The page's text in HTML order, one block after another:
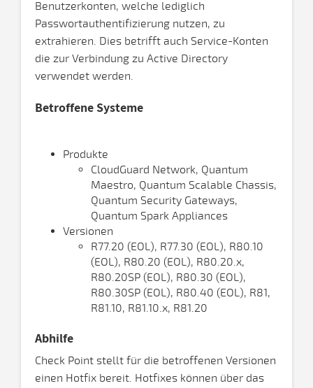
Benutzerkonten, welche lediglich
Passwortauthentifizierung nutzen, zu
extrahieren. Dies betrifft auch Service-Konten
die zur Verbindung zu Active Directory
verwendet werden.
Betroffene Systeme
Produkte
CloudGuard Network, Quantum
Maestro, Quantum Scalable Chassis,
Quantum Security Gateways,
Quantum Spark Appliances
Versionen
R77.20 (EOL), R77.30 (EOL), R80.10
(EOL), R80.20 (EOL), R80.20.x,
R80.20SP (EOL), R80.30 (EOL),
R80.30SP (EOL), R80.40 (EOL), R81,
R81.10, R81.10.x, R81.20
Abhilfe
Check Point stellt für die betroffenen Versionen
einen Hotfix bereit. Hotfixes können über das